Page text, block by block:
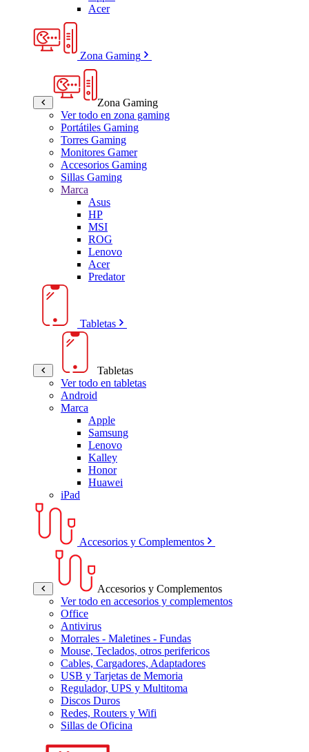
Acer
Zona Gaming
Zona Gaming
Ver todo en zona gaming
Portátiles Gaming
Torres Gaming
Monitores Gamer
Accesorios Gaming
Sillas Gaming
Marca
Asus
HP
MSI
ROG
Lenovo
Acer
Predator
Tabletas
Tabletas
Ver todo en tabletas
Android
Marca
Apple
Samsung
Lenovo
Kalley
Honor
Huawei
iPad
Accesorios y Complementos
Accesorios y Complementos
Ver todo en accesorios y complementos
Office
Antivirus
Morrales - Maletines - Fundas
Mouse, Teclados, otros perifericos
Cables, Cargadores, Adaptadores
USB y Tarjetas de Memoria
Regulador, UPS y Multitoma
Discos Duros
Redes, Routers y Wifi
Sillas de Oficina